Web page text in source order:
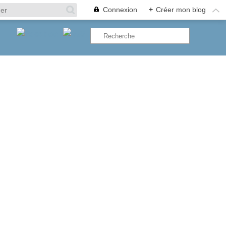
Connexion + Créer mon blog